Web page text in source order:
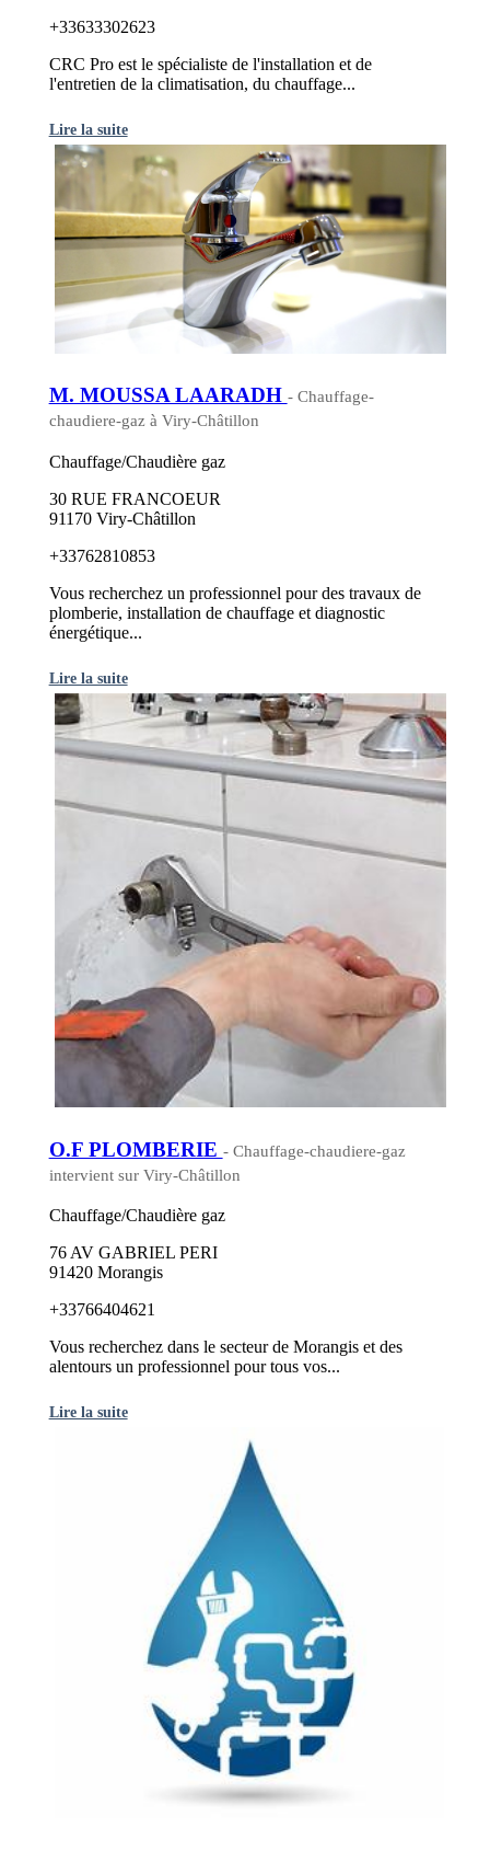
+33633302623
CRC Pro est le spécialiste de l'installation et de
l'entretien de la climatisation, du chauffage...
Lire la suite
M. MOUSSA LAARADH - Chauffage-
chaudiere-gaz à Viry-Châtillon
Chauffage/Chaudière gaz
30 RUE FRANCOEUR
91170 Viry-Châtillon
+33762810853
Vous recherchez un professionnel pour des travaux de
plomberie, installation de chauffage et diagnostic
énergétique...
Lire la suite
O.F PLOMBERIE - Chauffage-chaudiere-gaz
intervient sur Viry-Châtillon
Chauffage/Chaudière gaz
76 AV GABRIEL PERI
91420 Morangis
+33766404621
Vous recherchez dans le secteur de Morangis et des
alentours un professionnel pour tous vos...
Lire la suite